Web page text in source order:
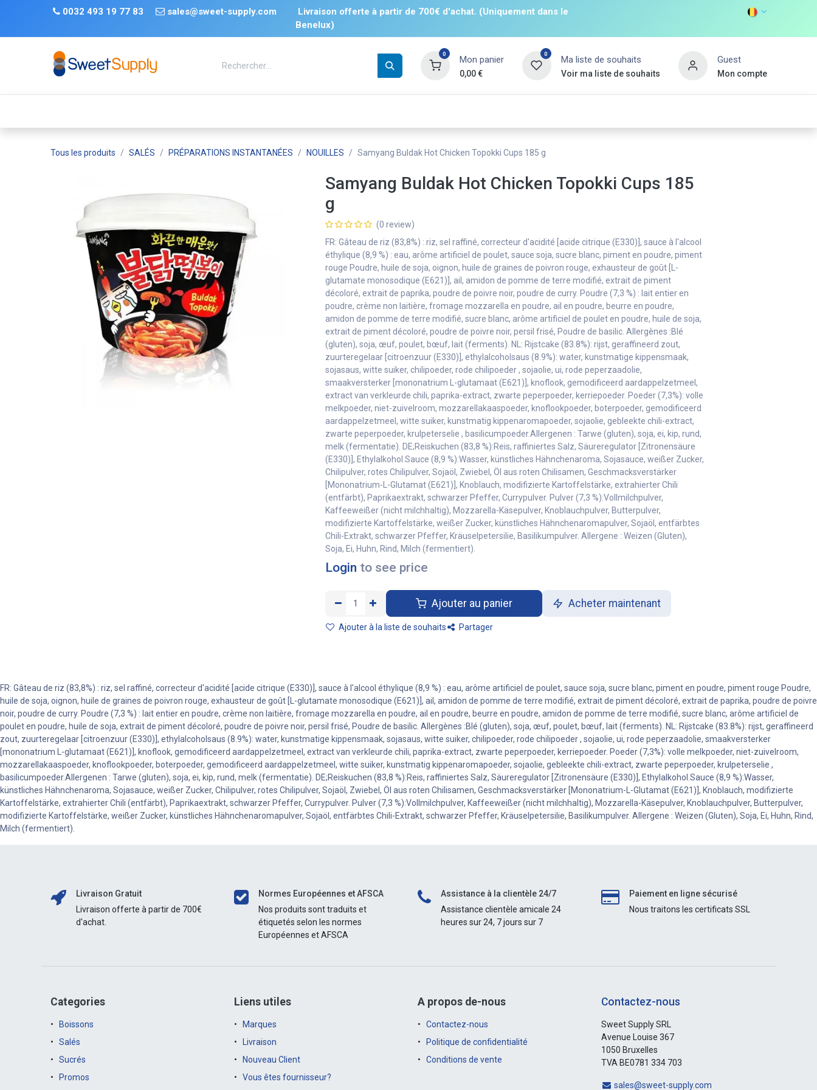
Se rendre au contenu
0032 493 19 77 83 ​ sales@sweet-supply.com
Livraison offerte à partir de 700€ d'achat. (Uniquement dans le
Benelux)
0 Mon panier
0,00€
0 Ma liste de souhaits
Voir ma liste de souhaits
Guest
Mon compte
TRENDS DISCOVER
Tous les produits SALÉS PRÉPARATIONS INSTANTANÉES NOUILLES Samyang Buldak Hot Chicken Topokki Cups 185 g
Samyang Buldak Hot Chicken Topokki Cups 185
g
(0 review)
FR: Gâteau de riz (83,8%) : riz, sel raffiné, correcteur d'acidité [acide citrique (E330)], sauce à l'alcool
éthylique (8,9 %) : eau, arôme artificiel de poulet, sauce soja, sucre blanc, piment en poudre, piment
rouge Poudre, huile de soja, oignon, huile de graines de poivron rouge, exhausteur de goût [L-
glutamate monosodique (E621)], ail, amidon de pomme de terre modifié, extrait de piment
décoloré, extrait de paprika, poudre de poivre noir, poudre de curry. Poudre (7,3 %) : lait entier en
poudre, crème non laitière, fromage mozzarella en poudre, ail en poudre, beurre en poudre,
amidon de pomme de terre modifié, sucre blanc, arôme artificiel de poulet en poudre, huile de soja,
extrait de piment décoloré, poudre de poivre noir, persil frisé, Poudre de basilic. Allergènes :Blé
(gluten), soja, œuf, poulet, bœuf, lait (ferments). NL: Rijstcake (83.8%): rijst, geraffineerd zout,
zuurteregelaar [citroenzuur (E330)], ethylalcoholsaus (8.9%): water, kunstmatige kippensmaak,
sojasaus, witte suiker, chilipoeder, rode chilipoeder , sojaolie, ui, rode peperzaadolie,
smaakversterker [mononatrium L-glutamaat (E621)], knoflook, gemodificeerd aardappelzetmeel,
extract van verkleurde chili, paprika-extract, zwarte peperpoeder, kerriepoeder. Poeder (7,3%): volle
melkpoeder, niet-zuivelroom, mozzarellakaaspoeder, knoflookpoeder, boterpoeder, gemodificeerd
aardappelzetmeel, witte suiker, kunstmatig kippenaromapoeder, sojaolie, gebleekte chili-extract,
zwarte peperpoeder, krulpeterselie , basilicumpoeder.Allergenen : Tarwe (gluten), soja, ei, kip, rund,
melk (fermentatie). DE;Reiskuchen (83,8 %):Reis, raffiniertes Salz, Säureregulator [Zitronensäure
(E330)], Ethylalkohol.Sauce (8,9 %):Wasser, künstliches Hähnchenaroma, Sojasauce, weißer Zucker,
Chilipulver, rotes Chilipulver, Sojaöl, Zwiebel, Öl aus roten Chili­samen, Geschmacksverstärker
[Mononatrium-L-Glutamat (E621)], Knoblauch, modifizierte Kartoffelstärke, extrahierter Chili
(entfärbt), Paprikaextrakt, schwarzer Pfeffer, Currypulver. Pulver (7,3 %):Vollmilchpulver,
Kaffeeweißer (nicht milchhaltig), Mozzarella-Käsepulver, Knoblauchpulver, Butterpulver,
modifizierte Kartoffelstärke, weißer Zucker, künstliches Hähnchenaromapulver, Sojaöl, entfärbtes
Chili-Extrakt, schwarzer Pfeffer, Kräusel­petersilie, Basilikumpulver. Allergene : Weizen (Gluten),
Soja, Ei, Huhn, Rind, Milch (fermentiert).
Login to see price
Ajouter au panier Acheter maintenant
Ajouter à la liste de souhaits Partager
FR: Gâteau de riz (83,8%) : riz, sel raffiné, correcteur d'acidité [acide citrique (E330)], sauce à l'alcool éthylique (8,9 %) : eau, arôme artificiel de poulet, sauce soja, sucre blanc, piment en poudre, piment rouge Poudre,
huile de soja, oignon, huile de graines de poivron rouge, exhausteur de goût [L-glutamate monosodique (E621)], ail, amidon de pomme de terre modifié, extrait de piment décoloré, extrait de paprika, poudre de poivre
noir, poudre de curry. Poudre (7,3 %) : lait entier en poudre, crème non laitière, fromage mozzarella en poudre, ail en poudre, beurre en poudre, amidon de pomme de terre modifié, sucre blanc, arôme artificiel de
poulet en poudre, huile de soja, extrait de piment décoloré, poudre de poivre noir, persil frisé, Poudre de basilic. Allergènes :Blé (gluten), soja, œuf, poulet, bœuf, lait (ferments). NL: Rijstcake (83.8%): rijst, geraffineerd
zout, zuurteregelaar [citroenzuur (E330)], ethylalcoholsaus (8.9%): water, kunstmatige kippensmaak, sojasaus, witte suiker, chilipoeder, rode chilipoeder , sojaolie, ui, rode peperzaadolie, smaakversterker
[mononatrium L-glutamaat (E621)], knoflook, gemodificeerd aardappelzetmeel, extract van verkleurde chili, paprika-extract, zwarte peperpoeder, kerriepoeder. Poeder (7,3%): volle melkpoeder, niet-zuivelroom,
mozzarellakaaspoeder, knoflookpoeder, boterpoeder, gemodificeerd aardappelzetmeel, witte suiker, kunstmatig kippenaromapoeder, sojaolie, gebleekte chili-extract, zwarte peperpoeder, krulpeterselie ,
basilicumpoeder.Allergenen : Tarwe (gluten), soja, ei, kip, rund, melk (fermentatie). DE;Reiskuchen (83,8 %):Reis, raffiniertes Salz, Säureregulator [Zitronensäure (E330)], Ethylalkohol.Sauce (8,9 %):Wasser,
künstliches Hähnchenaroma, Sojasauce, weißer Zucker, Chilipulver, rotes Chilipulver, Sojaöl, Zwiebel, Öl aus roten Chili­samen, Geschmacksverstärker [Mononatrium-L-Glutamat (E621)], Knoblauch, modifizierte
Kartoffelstärke, extrahierter Chili (entfärbt), Paprikaextrakt, schwarzer Pfeffer, Currypulver. Pulver (7,3 %):Vollmilchpulver, Kaffeeweißer (nicht milchhaltig), Mozzarella-Käsepulver, Knoblauchpulver, Butterpulver,
modifizierte Kartoffelstärke, weißer Zucker, künstliches Hähnchenaromapulver, Sojaöl, entfärbtes Chili-Extrakt, schwarzer Pfeffer, Kräusel­petersilie, Basilikumpulver. Allergene : Weizen (Gluten), Soja, Ei, Huhn, Rind,
Milch (fermentiert).
Livraison Gratuit
Livraison offerte à partir de 700€
d'achat.
Normes Européennes et AFSCA
Nos produits sont traduits et
étiquetés selon les normes
Européennes et AFSCA
Assistance à la clientèle 24/7
Assistance clientèle amicale 24
heures sur 24, 7 jours sur 7
Paiement en ligne sécurisé
Nous traitons les certificats SSL
Categories
Boissons
Salés
Sucrés
Promos
Liens utiles
Marques
Livraison
Nouveau Client
Vous êtes fournisseur?
A propos de-nous
Contactez-nous
Politique de confidentialité
Conditions de vente
Contactez-nous
Sweet Supply SRL
Avenue Louise 367
1050 Bruxelles
TVA BE0781 334 703
sales@sweet-supply.com